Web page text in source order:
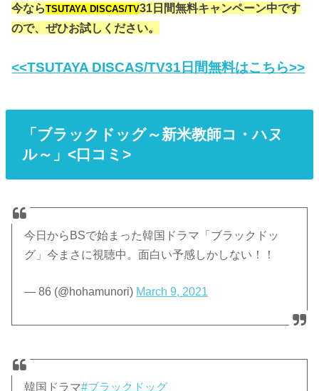
今ならTSUTAYA DISCAS/TV31日間無料キャンペーン中です
ので、ぜひお試しください。
<<TSUTAYA DISCAS/TV31日間無料はこちら>>
「ブラックドッグ～新米教師コ・ハヌ
ル～」<口コミ>
今日からBSで始まった韓国ドラマ「ブラックドッ
グ」今まさに視聴中。面白い予感しかしない！！
— 86 (@hohamunori) March 9, 2021
韓国ドラマ#ブラックドッグ